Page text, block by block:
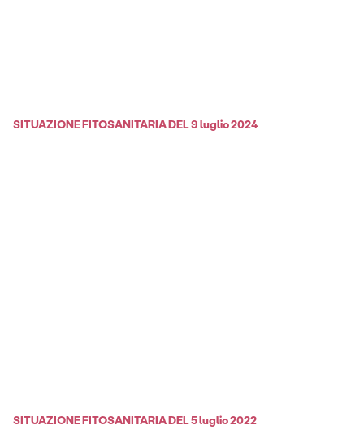
SITUAZIONE FITOSANITARIA DEL 9 luglio 2024
SITUAZIONE FITOSANITARIA DEL 5 luglio 2022